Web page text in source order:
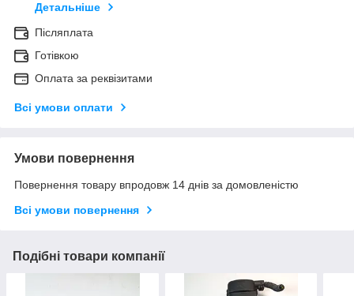
Детальніше
Післяплата
Готівкою
Оплата за реквізитами
Всі умови оплати
Умови повернення
Повернення товару впродовж 14 днів за домовленістю
Всі умови повернення
Подібні товари компанії